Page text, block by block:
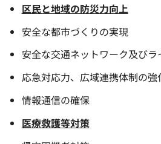
区民と地域の防災力向上
安全な都市づくりの実現
安全な交通ネットワーク及び
応急対応力、広域連携体制の強
情報通信の確保
医療救護等対策